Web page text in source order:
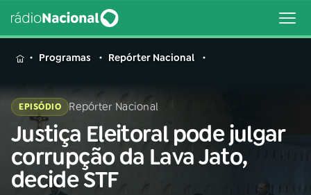
MENU
Buscar
na
Rádio
Nacional
Buscar
Programas Repórter Nacional
EPISÓDIO Repórter Nacional
Justiça Eleitoral pode julgar
corrupção da Lava Jato,
decide STF